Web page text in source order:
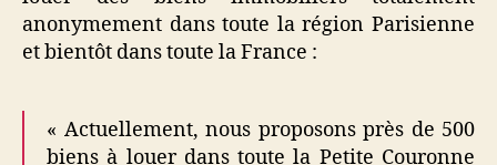
anonymement dans toute la région Parisienne
et bientôt dans toute la France :
« Actuellement, nous proposons près de 500
biens à louer dans toute la Petite Couronne